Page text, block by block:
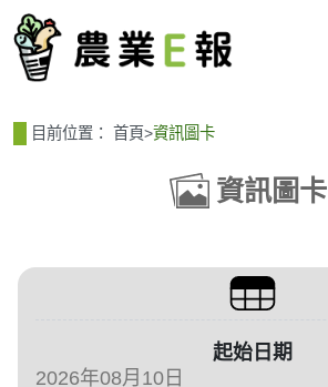
目前位置： 首頁>資訊圖卡
資訊圖卡
篩選、排序與主題分類
起始日期